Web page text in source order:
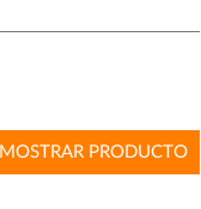
MOSTRAR PRODUCTO